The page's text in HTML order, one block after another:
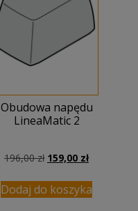
Obudowa napędu
LineaMatic 2
196,00zł Pierwotna
wynosiła:
196,00 zł.
159,00 złAktualna
wynosi:
159,00 zł.
Dodaj do koszyka